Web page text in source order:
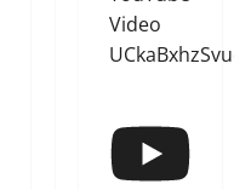
Video